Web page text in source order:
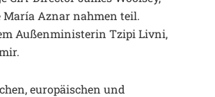
María Aznar nahmen teil.
Außenministerin Tzipi Livni,
europäischen und